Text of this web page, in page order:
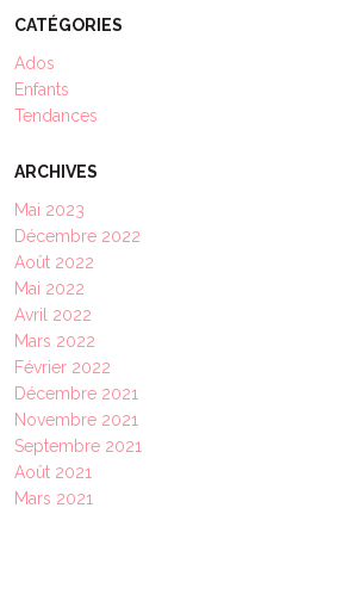
CATÉGORIES
Ados
Enfants
Tendances
ARCHIVES
Mai 2023
Décembre 2022
Août 2022
Mai 2022
Avril 2022
Mars 2022
Février 2022
Décembre 2021
Novembre 2021
Septembre 2021
Août 2021
Mars 2021